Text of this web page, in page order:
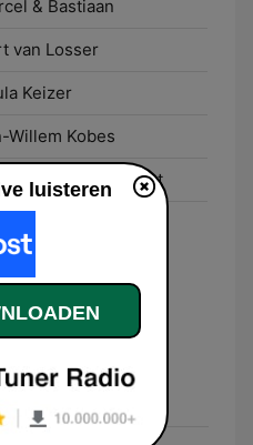
& Bastiaan
van Losser
Keizer
Willem Kobes
Avond bij Radio Oost
30 dagen
luisteren